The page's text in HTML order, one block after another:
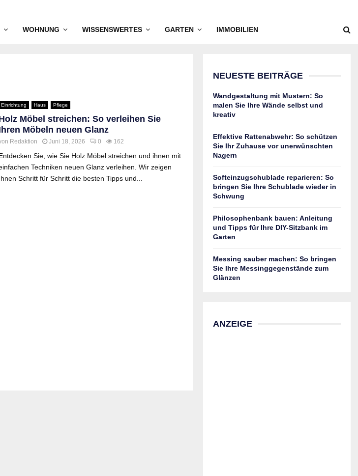
WOHNUNG WISSENSWERTES GARTEN IMMOBILIEN
Einrichtung Haus Pflege
Möbel streichen: So verleihen Sie
Möbeln neuen Glanz
Redaktion Juni 18, 2026 0 162
Sie, wie Sie Holz Möbel streichen und ihnen mit
Techniken neuen Glanz verleihen. Wir zeigen
Schritt für Schritt die besten Tipps und...
NEUESTE BEITRÄGE
Wandgestaltung mit Mustern: So
malen Sie Ihre Wände selbst und
kreativ
Effektive Rattenabwehr: So schützen
Sie Ihr Zuhause vor unerwünschten
Nagern
Softeinzugschublade reparieren: So
bringen Sie Ihre Schublade wieder in
Schwung
Philosophenbank bauen: Anleitung
und Tipps für Ihre DIY-Sitzbank im
Garten
Messing sauber machen: So bringen
Sie Ihre Messinggegenstände zum
Glänzen
ANZEIGE